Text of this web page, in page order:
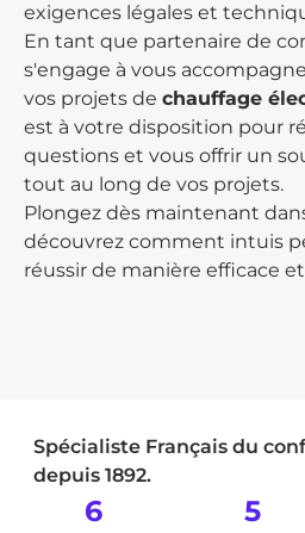
exigences légales et
En tant que partenaire de
s'engage à vous
vos projets de chauffage
est à votre disposition pour
questions et vous offrir un
tout au long de vos projets.
Plongez dès maintenant
découvrez comment intuis
réussir de manière efficace
Spécialiste Français du
depuis 1892.
6 5